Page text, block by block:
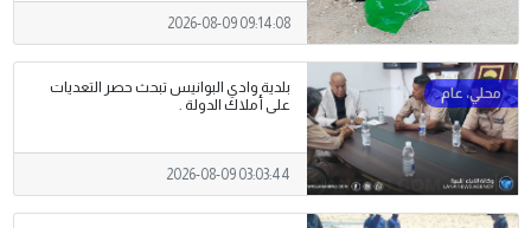
2026-08-09 09:14:08
بلدية وادي البوانيس تبحث حصر التعديات
على أملاك الدولة .
2026-08-09 03:03:44